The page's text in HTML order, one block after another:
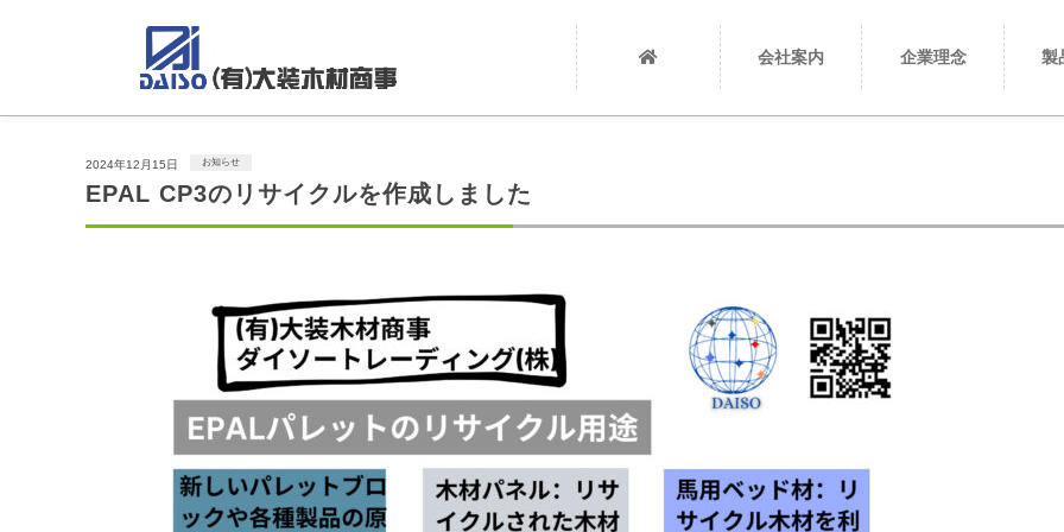
会社案内 企業理念 製
2024年12月15日 お知らせ
EPAL CP3のリサイクルを作成しました